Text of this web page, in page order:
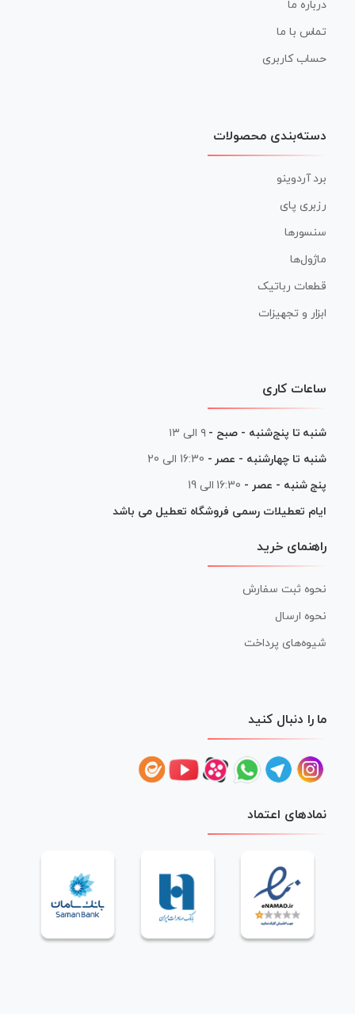
درباره ما
تماس با ما
حساب کاربری
دسته‌بندی محصولات
برد آردوینو
رزبری پای
سنسورها
ماژول‌ها
قطعات رباتیک
ابزار و تجهیزات
ساعات کاری
شنبه تا پنج‌شنبه - صبح - ۹ الی ۱۳
شنبه تا چهارشنبه - عصر - 16:30 الی 20
پنج شنبه - عصر - 16:30 الی 19
ایام تعطیلات رسمی فروشگاه تعطیل می باشد
راهنمای خرید
نحوه ثبت سفارش
نحوه ارسال
شیوه‌های پرداخت
ما را دنبال کنید
نمادهای اعتماد